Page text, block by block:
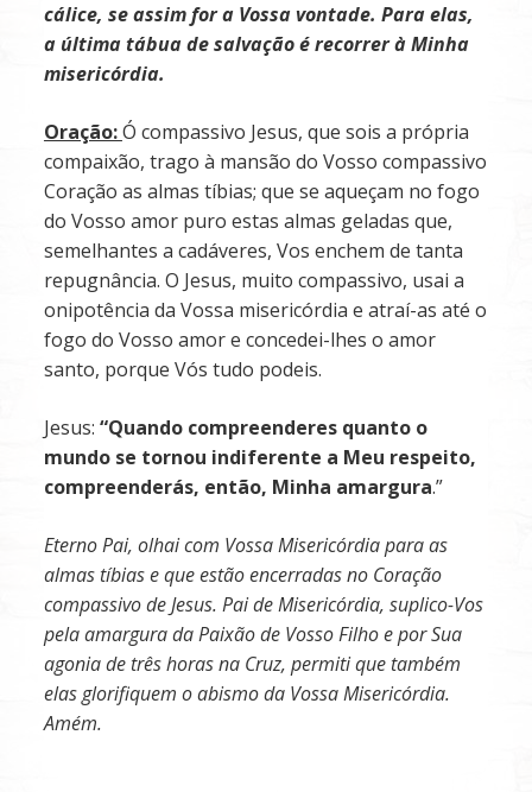
cálice, se assim for a Vossa vontade. Para elas,
a última tábua de salvação é recorrer à Minha
misericórdia.
Oração:Ó compassivo Jesus, que sois a própria
compai­xão, trago à mansão do Vosso compassivo
Coração as almas tíbias; que se aqueçam no fogo
do Vosso amor puro estas almas geladas que,
semelhantes a cadáveres, Vos enchem de tanta
repugnância. O Jesus, muito compassivo, usai a
onipotência da Vos­sa misericórdia e atraí-as até o
fogo do Vosso amor e concedei-lhes o amor
santo, porque Vós tudo podeis.
Jesus: “Quando compreenderes quanto o
mundo se tornou indiferente a Meu respeito,
compreenderás, então, Minha amargura.”
Eterno Pai, olhai com Vossa Misericórdia para as
almas tíbias e que estão encerradas no Coração
compassivo de Jesus. Pai de Misericórdia, suplico-Vos
pela amargura da Paixão de Vosso Filho e por Sua
agonia de três horas na Cruz, permiti que também
elas glorifiquem o abismo da Vossa Misericórdia.
Amém.